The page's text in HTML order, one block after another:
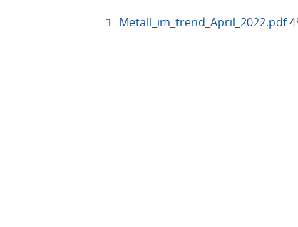
Metall_im_trend_April_2022.pdf